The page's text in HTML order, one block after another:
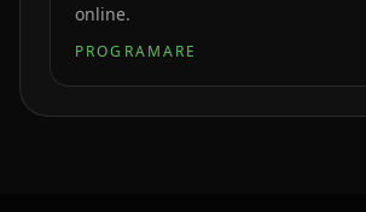
online.
PROGRAMARE